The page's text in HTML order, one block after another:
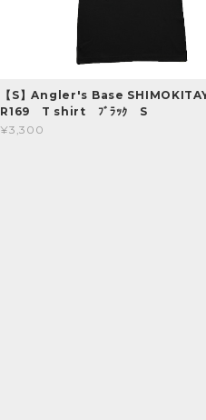
【S】Angler's Base
R169 T shirt ﾌﾞﾗｯｸ S
¥3,300